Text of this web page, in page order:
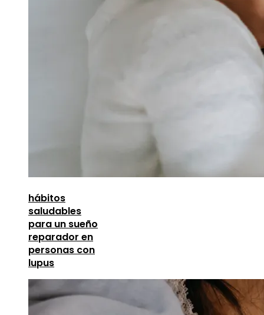
hábitos
saludables
para un sueño
reparador en
personas con
lupus